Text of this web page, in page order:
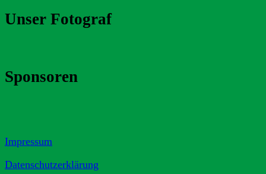
Unser Fotograf
Sponsoren
Impressum
Datenschutzerklärung